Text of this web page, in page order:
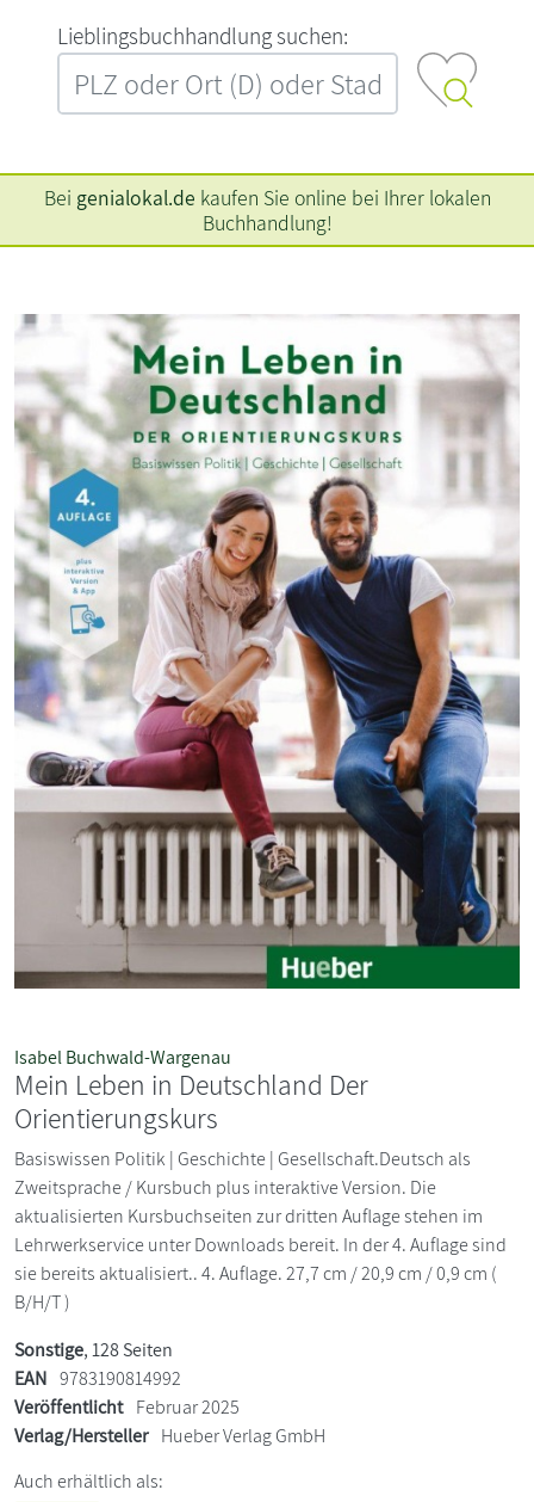
L‍i‍e‍b‍l‍i‍n‍g‍s‍b‍u‍c‍h‍h‍a‍n‍d‍l‍u‍n‍g‍ ‍s‍u‍c‍h‍e‍n‍:‍
Bei genialokal.de kaufen Sie online bei Ihrer lokalen
Buchhandlung!
Isabel Buchwald-Wargenau
Mein Leben in Deutschland Der
Orientierungskurs
Basiswissen Politik | Geschichte | Gesellschaft.Deutsch als
Zweitsprache / Kursbuch plus interaktive Version. Die
aktualisierten Kursbuchseiten zur dritten Auflage stehen im
Lehrwerkservice unter Downloads bereit. In der 4. Auflage sind
sie bereits aktualisiert.. 4. Auflage. 27,7 cm / 20,9 cm / 0,9 cm (
B/H/T )
Sonstige, 128 Seiten
EAN 9783190814992
Veröffentlicht Februar 2025
Verlag/Hersteller Hueber Verlag GmbH
Auch erhältlich als: